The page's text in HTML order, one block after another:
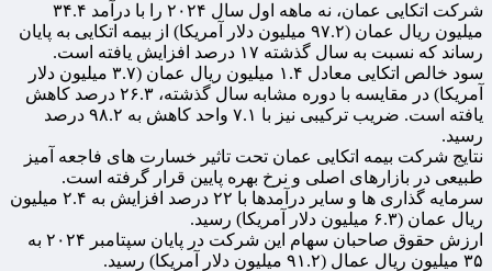
شرکت اتکایی عمان، نه ماهه اول سال ۲۰۲۴ را با درآمد ۳۴.۴
میلیون ریال عمان (۹۷.۲ میلیون دلار آمریکا) از بیمه اتکایی به پایان
رساند که نسبت به سال گذشته ۱۷ درصد افزایش یافته است.
سود خالص اتکایی معادل ۱.۴ میلیون ریال عمان (۳.۷ میلیون دلار
آمریکا) در مقایسه با دوره مشابه سال گذشته، ۲۶.۳ درصد کاهش
یافته است. ضریب ترکیبی نیز با ۷.۱ واحد کاهش به ۹۸.۲ درصد
رسید.
نتایج شرکت بیمه اتکایی عمان تحت تاثیر خسارت های فاجعه آمیز
طبیعی در بازارهای اصلی و نرخ بهره پایین قرار گرفته است.
سرمایه گذاری ها و سایر درآمدها با ۲۲ درصد افزایش به ۲.۴ میلیون
ریال عمان (۶.۳ میلیون دلار آمریکا) رسید.
ارزش حقوق صاحبان سهام این شرکت در پایان سپتامبر ۲۰۲۴ به
۳۵ میلیون ریال عمال (۹۱.۲ میلیون دلار آمریکا) رسید.